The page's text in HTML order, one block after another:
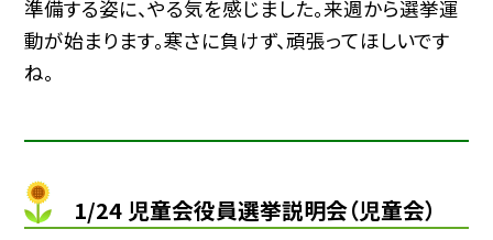
準備する姿に、やる気を感じました。来週から選挙運
動が始まります。寒さに負けず、頑張ってほしいです
ね。
1/24 児童会役員選挙説明会（児童会）